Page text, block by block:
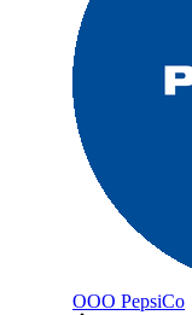
ООО PepsiCo